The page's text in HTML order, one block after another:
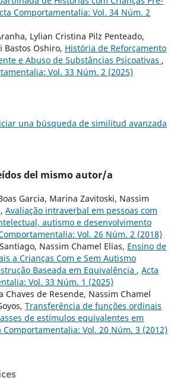
Comportamentalia: Vol. 34 Núm. 2
Lylian Cristina Pilz Penteado,
Bastos Oshiro, História de Reforçamento
e Abuso de Substâncias Psicoativas ,
Vol. 33 Núm. 2 (2025)
una búsqueda de similitud avanzada
del mismo autor/a
Garcia, Marina Zavitoski, Nassim
Avaliação intraverbal em pessoas com
autismo e desenvolvimento
Vol. 26 Núm. 2 (2018)
Nassim Chamel Elias, Ensino de
a Crianças Com e Sem Autismo
Baseada em Equivalência , Acta
Vol. 33 Núm. 1 (2025)
Chaves de Resende, Nassim Chamel
Transferência de funções ordinais
de estímulos equivalentes em
Comportamentalia: Vol. 20 Núm. 3 (2012)